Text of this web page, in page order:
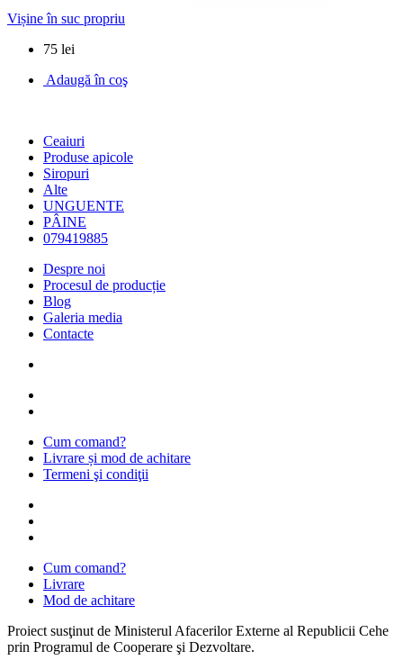
Vișine în suc propriu
75 lei
Adaugă în coş
Ceaiuri
Produse apicole
Siropuri
Alte
UNGUENTE
PÂINE
079419885
Despre noi
Procesul de producție
Blog
Galeria media
Contacte
Cum comand?
Livrare și mod de achitare
Termeni şi condiţii
Cum comand?
Livrare
Mod de achitare
Proiect susţinut de Ministerul Afacerilor Externe al Republicii Cehe
prin Programul de Cooperare şi Dezvoltare.